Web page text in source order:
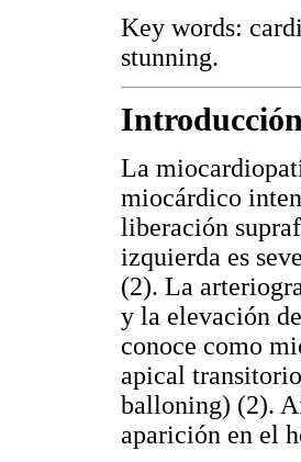
Key words:
stunning.
La
miocárdico
liberación
izquierda es
(2). La
y la elevación
conoce como
apical
balloning) (2).
aparición en el